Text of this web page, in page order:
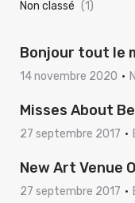
Non classé (1)
Bonjour tout le
14 novembre 2020
Misses About
27 septembre 2017
New Art Venue
27 septembre 2017